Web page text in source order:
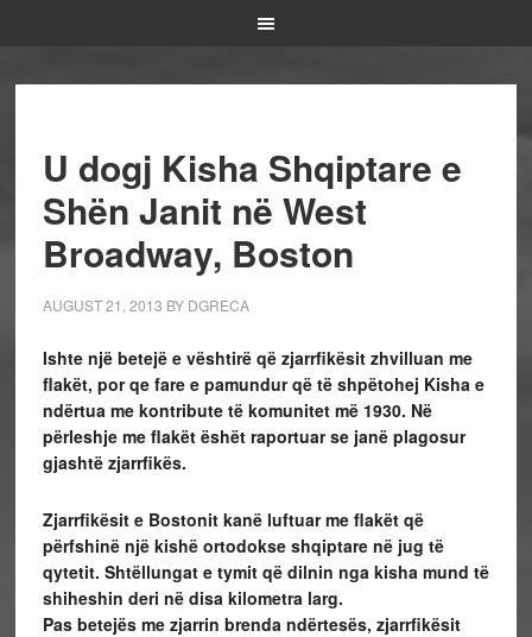
U dogj Kisha Shqiptare e
Shën Janit në West
Broadway, Boston
AUGUST 21, 2013 BY DGRECA
Ishte një betejë e vështirë që zjarrfikësit zhvilluan me
flakët, por qe fare e pamundur që të shpëtohej Kisha e
ndërtua me kontribute të komunitet më 1930. Në
përleshje me flakët ëshët raportuar se janë plagosur
gjashtë zjarrfikës.
Zjarrfikësit e Bostonit kanë luftuar me flakët që
përfshinë një kishë ortodokse shqiptare në jug të
qytetit. Shtëllungat e tymit që dilnin nga kisha mund të
shiheshin deri në disa kilometra larg.
Pas betejës me zjarrin brenda ndërtesës, zjarrfikësit